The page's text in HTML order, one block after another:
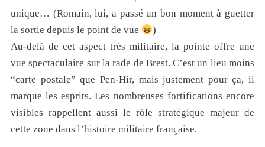
unique… (Romain, lui, a passé un bon moment à guetter
la sortie depuis le point de vue
)
Au-delà de cet aspect très militaire, la pointe offre une
vue spectaculaire sur la rade de Brest. C’est un lieu moins
“carte postale” que Pen-Hir, mais justement pour ça, il
marque les esprits. Les nombreuses fortifications encore
visibles rappellent aussi le rôle stratégique majeur de
cette zone dans l’histoire militaire française.